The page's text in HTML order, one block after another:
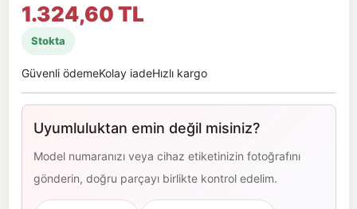
1.324,60 TL
Stokta
Güvenli ödemeKolay iadeHızlı kargo
Uyumluluktan emin değil misiniz?
Model numaranızı veya cihaz etiketinizin fotoğrafını
gönderin, doğru parçayı birlikte kontrol edelim.